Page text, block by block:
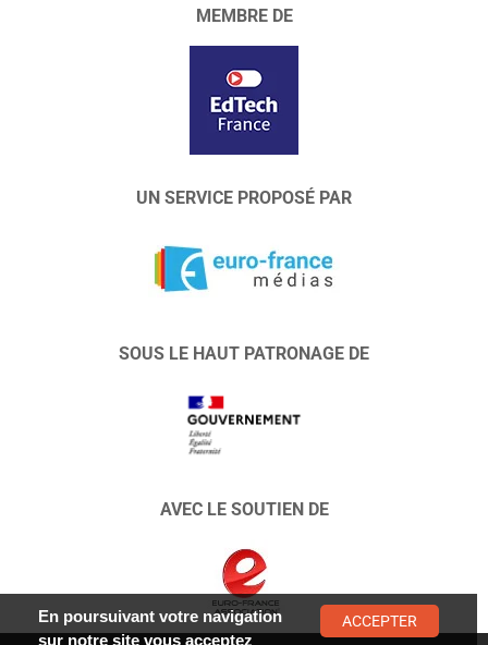
MEMBRE DE
UN SERVICE PROPOSÉ PAR
SOUS LE HAUT PATRONAGE DE
AVEC LE SOUTIEN DE
En poursuivant votre navigation
sur notre site vous acceptez
ACCEPTER